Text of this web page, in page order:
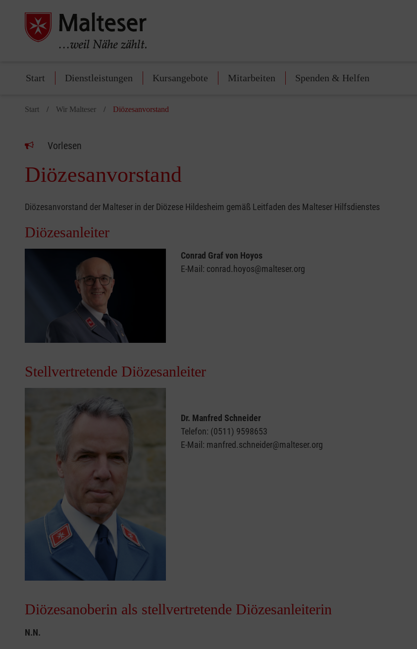
Start Dienstleistungen Kursangebote Mitarbeiten Spenden & Helfen
Start Wir Malteser Diözesanvorstand
Vorlesen
Diözesanvorstand
Diözesanvorstand der Malteser in der Diözese Hildesheim gemäß Leitfaden des Malteser Hilfsdienstes
Diözesanleiter
Conrad Graf von Hoyos
E-Mail: conrad.hoyos@malteser.org
Stellvertretende Diözesanleiter
Dr. Manfred Schneider
Telefon: (0511) 9598653
E-Mail: manfred.schneider@malteser.org
Diözesanoberin als stellvertretende Diözesanleiterin
N.N.